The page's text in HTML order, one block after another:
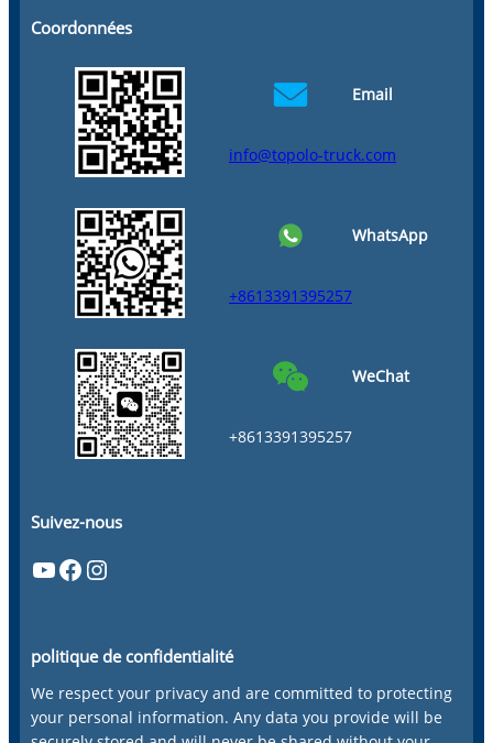
Coordonnées
Email
info@topolo-truck.com
WhatsApp
+8613391395257
WeChat
+8613391395257
Suivez-nous
YouTube Facebook Instagram
politique de confidentialité
We respect your privacy and are committed to protecting
your personal information. Any data you provide will be